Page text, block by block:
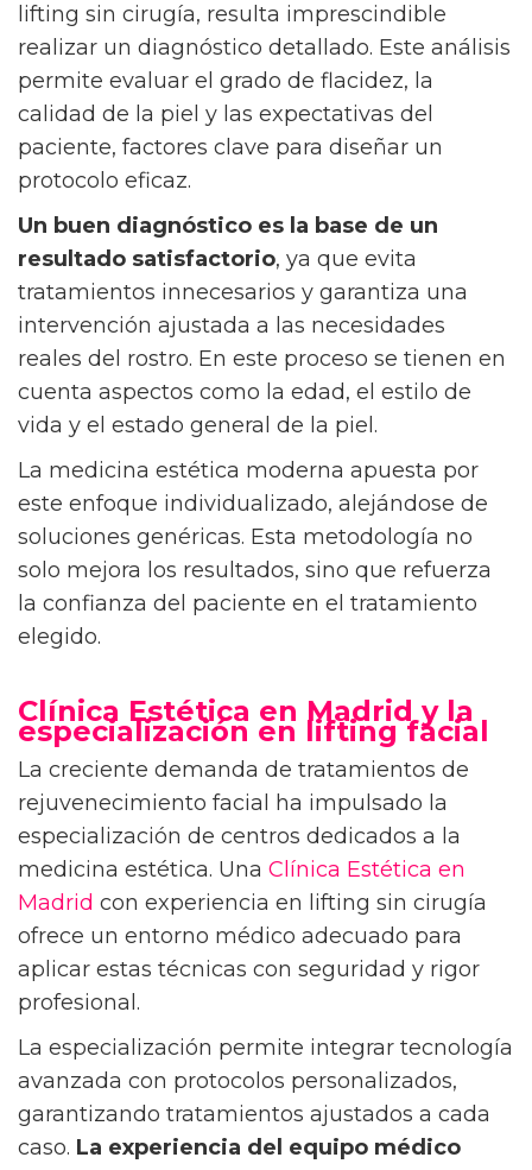
lifting sin cirugía, resulta imprescindible
realizar un diagnóstico detallado. Este análisis
permite evaluar el grado de flacidez, la
calidad de la piel y las expectativas del
paciente, factores clave para diseñar un
protocolo eficaz.
Un buen diagnóstico es la base de un
resultado satisfactorio, ya que evita
tratamientos innecesarios y garantiza una
intervención ajustada a las necesidades
reales del rostro. En este proceso se tienen en
cuenta aspectos como la edad, el estilo de
vida y el estado general de la piel.
La medicina estética moderna apuesta por
este enfoque individualizado, alejándose de
soluciones genéricas. Esta metodología no
solo mejora los resultados, sino que refuerza
la confianza del paciente en el tratamiento
elegido.
Clínica Estética en Madrid y la
especialización en lifting facial
La creciente demanda de tratamientos de
rejuvenecimiento facial ha impulsado la
especialización de centros dedicados a la
medicina estética. Una Clínica Estética en
Madrid con experiencia en lifting sin cirugía
ofrece un entorno médico adecuado para
aplicar estas técnicas con seguridad y rigor
profesional.
La especialización permite integrar tecnología
avanzada con protocolos personalizados,
garantizando tratamientos ajustados a cada
caso. La experiencia del equipo médico